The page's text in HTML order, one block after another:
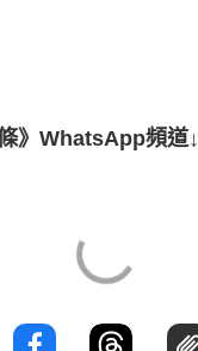
》WhatsApp頻道↓